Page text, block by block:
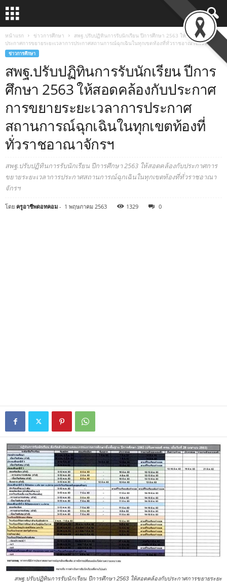
หน้าแรก ข่าวการศึกษา
สพฐ.ปรับปฏิทินการรับนักเรียน ปีการศึกษา 2563 ให้สอดคล้องกับ
ประกาศการขยายระยะเวลาการประกาศสถานการณ์ฉุกเฉินในทุกเขตท้องที่ทั่วราชอาณาจักรฯ
ข่าวการศึกษา
สพฐ.ปรับปฏิทินการรับนักเรียน ปีการ
ศึกษา 2563 ให้สอดคล้องกับประกาศ
การขยายระยะเวลาการประกาศ
สถานการณ์ฉุกเฉินในทุกเขตท้องที่
ทั่วราชอาณาจักรฯ
สพฐ.ปรับปฏิทินการรับนักเรียน ปีการศึกษา 2563 ให้สอดคล้องกับประกาศการ
ขยายระยะเวลาการประกาศสถานการณ์ฉุกเฉินในทุกเขตท้องที่ทั่วราชอาณา
จักรฯ
โดย ครูอาชีพดอทคอม - 1 พฤษภาคม 2563 1329 0
สพฐ.ปรับปฏิทินการรับนักเรียน ปีการศึกษา 2563 ให้สอดคล้องกับประกาศการขยายระยะ